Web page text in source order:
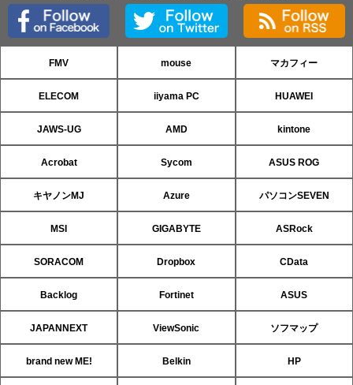
FMV mouse マカフィー
ELECOM iiyama PC HUAWEI
JAWS-UG AMD kintone
Acrobat Sycom ASUS ROG
キヤノンMJ Azure パソコンSEVEN
MSI GIGABYTE ASRock
SORACOM Dropbox CData
Backlog Fortinet ASUS
JAPANNEXT ViewSonic ソフマップ
brand new ME! Belkin HP